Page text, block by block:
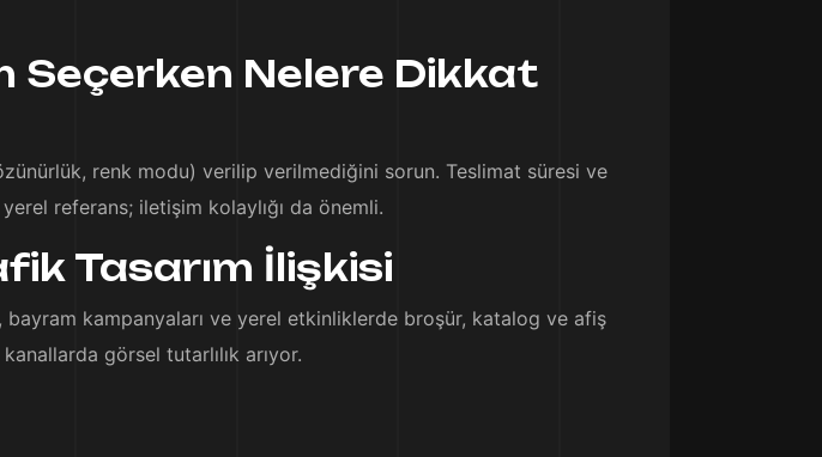
Seçerken Nelere Dikkat
renk modu) verilip verilmediğini sorun. Teslimat süresi ve
referans; iletişim kolaylığı da önemli.
Tasarım İlişkisi
kampanyaları ve yerel etkinliklerde broşür, katalog ve afiş
görsel tutarlılık arıyor.